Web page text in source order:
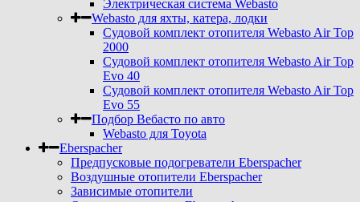
Электрическая система Webasto
Webasto для яхты, катера, лодки
Судовой комплект отопителя Webasto Air Top
2000
Судовой комплект отопителя Webasto Air Top
Evo 40
Судовой комплект отопителя Webasto Air Top
Evo 55
Подбор Вебасто по авто
Webasto для Toyota
Eberspacher
Предпусковые подогреватели Eberspacher
Воздушные отопители Eberspacher
Зависимые отопители